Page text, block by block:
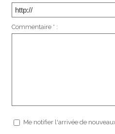
Commentaire * :
Me notifier l'arrivée de